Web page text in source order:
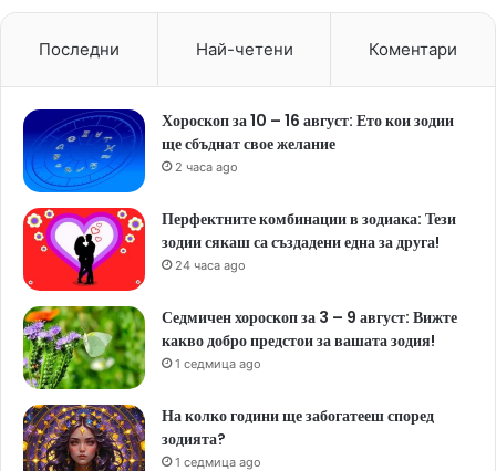
Последни Най-четени Коментари
Хороскоп за 10 – 16 август: Ето кои зодии
ще сбъднат свое желание
2 часа ago
Перфектните комбинации в зодиака: Тези
зодии сякаш са създадени една за друга!
24 часа ago
Седмичен хороскоп за 3 – 9 август: Вижте
какво добро предстои за вашата зодия!
1 седмица ago
На колко години ще забогатееш според
зодията?
1 седмица ago